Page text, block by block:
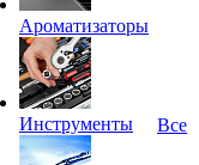
Ароматизаторы
Инструменты Все